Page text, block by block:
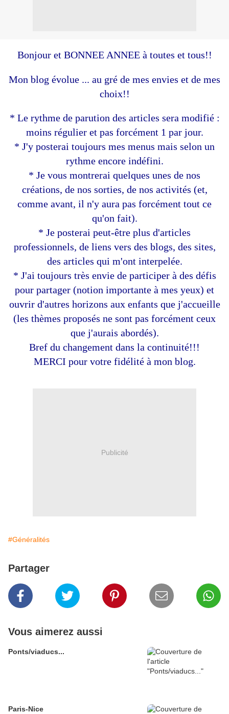
Bonjour et BONNEE ANNEE à toutes et tous!!
Mon blog évolue ... au gré de mes envies et de mes
choix!!
* Le rythme de parution des articles sera modifié :
moins régulier et pas forcément 1 par jour.
* J'y posterai toujours mes menus mais selon un
rythme encore indéfini.
* Je vous montrerai quelques unes de nos
créations, de nos sorties, de nos activités (et,
comme avant, il n'y aura pas forcément tout ce
qu'on fait).
* Je posterai peut-être plus d'articles
professionnels, de liens vers des blogs, des sites,
des articles qui m'ont interpelée.
* J'ai toujours très envie de participer à des défis
pour partager (notion importante à mes yeux) et
ouvrir d'autres horizons aux enfants que j'accueille
(les thèmes proposés ne sont pas forcément ceux
que j'aurais abordés).
Bref du changement dans la continuité!!!
MERCI pour votre fidélité à mon blog.
Publicité
#Généralités
Partager
Vous aimerez aussi
Ponts/viaducs...
Paris-Nice